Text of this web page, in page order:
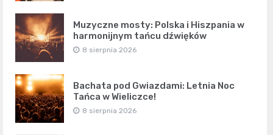
Muzyczne mosty: Polska i Hiszpania w
harmonijnym tańcu dźwięków
8 sierpnia 2026
Bachata pod Gwiazdami: Letnia Noc
Tańca w Wieliczce!
8 sierpnia 2026